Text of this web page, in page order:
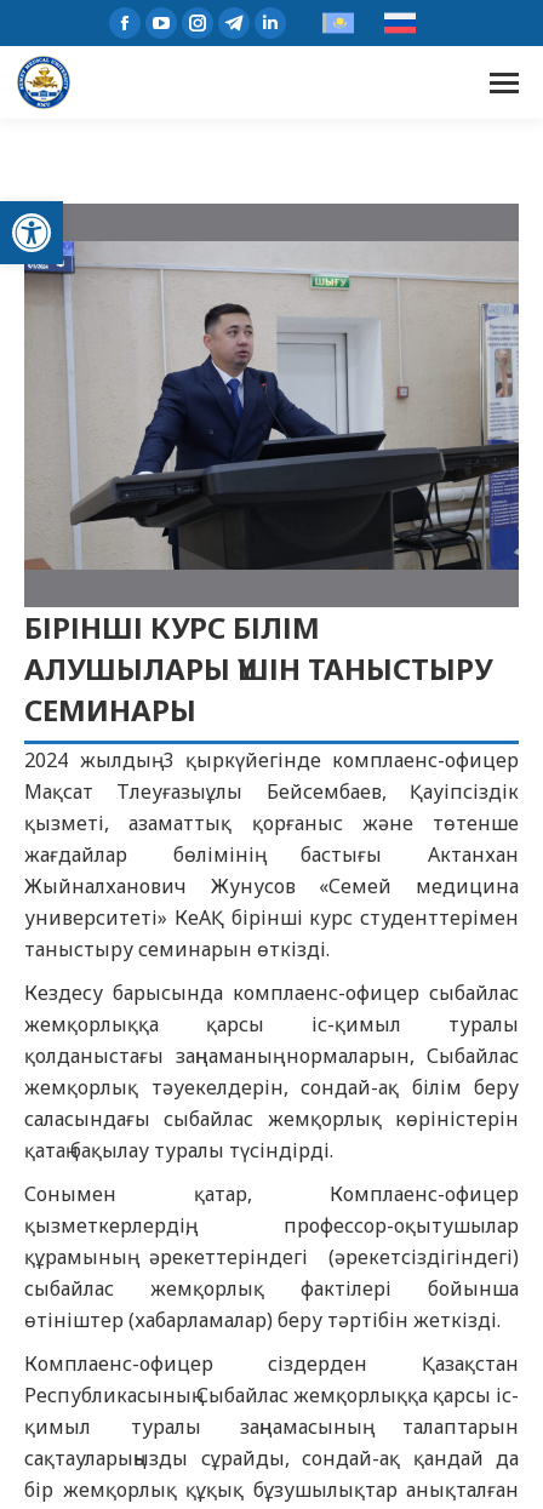
Open toolbar
БІРІНШІ КУРС БІЛІМ
АЛУШЫЛАРЫ ҮШІН ТАНЫСТЫРУ
СЕМИНАРЫ
2024 жылдың 3 қыркүйегінде комплаенс-офицер
Мақсат Тлеуғазыұлы Бейсембаев, Қауіпсіздік
қызметі, азаматтық қорғаныс және төтенше
жағдайлар бөлімінің бастығы Актанхан
Жыйналханович Жунусов «Семей медицина
университеті» КеАҚ бірінші курс студенттерімен
таныстыру семинарын өткізді.
Кездесу барысында комплаенс-офицер сыбайлас
жемқорлыққа қарсы іс-қимыл туралы
қолданыстағы заңнаманың нормаларын, Сыбайлас
жемқорлық тәуекелдерін, сондай-ақ білім беру
саласындағы сыбайлас жемқорлық көріністерін
қатаң бақылау туралы түсіндірді.
Сонымен қатар, Комплаенс-офицер
қызметкерлердің, профессор-оқытушылар
құрамының әрекеттеріндегі (әрекетсіздігіндегі)
сыбайлас жемқорлық фактілері бойынша
өтініштер (хабарламалар) беру тәртібін жеткізді.
Комплаенс-офицер сіздерден Қазақстан
Республикасының Сыбайлас жемқорлыққа қарсы іс-
қимыл туралы заңнамасының талаптарын
сақтауларыңызды сұрайды, сондай-ақ қандай да
бір жемқорлық құқық бұзушылықтар анықталған